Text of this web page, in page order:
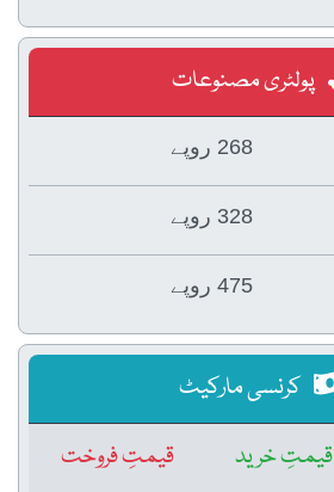
پولٹری مصنوعات
268 روپے
328 روپے
475 روپے
کرنسی مارکیٹ
قیمتِ خرید
قیمتِ فروخت